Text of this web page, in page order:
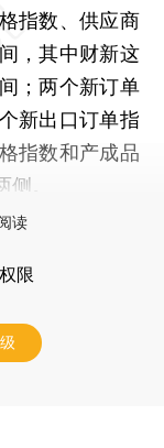
指数、供应商
，其中财新这
；两个新订单
新出口订单指
指数和产成品
。
读
限